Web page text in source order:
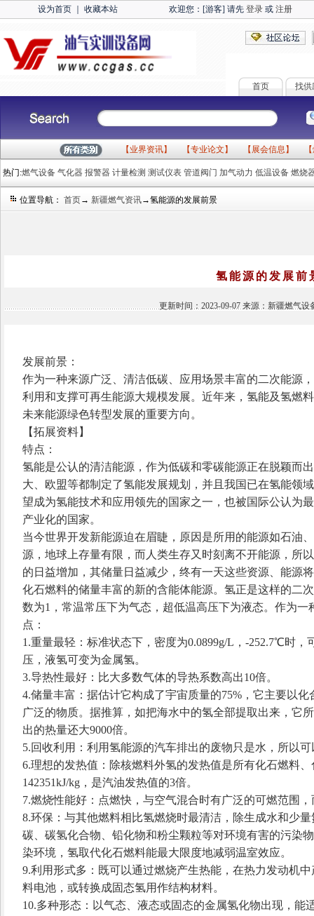
设为首页｜ 收藏本站 欢迎您：[游客] 请先 登录 或 注册
首页 找供
【业界资讯】 【专业论文 】 【 展会信息 】 【
热门:燃气设备 气化器 报警器 计量检测 测试仪表 管道阀门 加气动力 低温设备 燃烧
位置导航： 首页→ 新疆燃气资讯→氢能源的发展前景
氢能源的发展前
更新时间：2023-09-07 来源：新疆燃气
发展前景：
作为一种来源广泛、清洁低碳、应用场景丰富的二次能源
利用和支撑可再生能源大规模发展。近年来，氢能及氢燃
未来能源绿色转型发展的重要方向。
【拓展资料】
特点：
氢能是公认的清洁能源，作为低碳和零碳能源正在脱颖而
大、欧盟等都制定了氢能发展规划，并且我国已在氢能领
望成为氢能技术和应用领先的国家之一，也被国际公认为
产业化的国家。
当今世界开发新能源迫在眉睫，原因是所用的能源如石油
源，地球上存量有限，而人类生存又时刻离不开能源，所
的日益增加，其储量日益减少，终有一天这些资源、能源
化石燃料的储量丰富的新的含能体能源。氢正是这样的二
数为1，常温常压下为气态，超低温高压下为液态。作为
点：
1.重量最轻：标准状态下，密度为0.0899g/L，-252.7℃时
压，液氢可变为金属氢。
3.导热性最好：比大多数气体的导热系数高出10倍。
4.储量丰富：据估计它构成了宇宙质量的75%，它主要以
广泛的物质。据推算，如把海水中的氢全部提取出来，它
出的热量还大9000倍。
5.回收利用：利用氢能源的汽车排出的废物只是水，所以
6.理想的发热值：除核燃料外氢的发热值是所有化石燃料
142351kJ/kg，是汽油发热值的3倍。
7.燃烧性能好：点燃快，与空气混合时有广泛的可燃范围
8.环保：与其他燃料相比氢燃烧时最清洁，除生成水和少
碳、碳氢化合物、铅化物和粉尘颗粒等对环境有害的污染
染环境，氢取代化石燃料能最大限度地减弱温室效应。
9.利用形式多：既可以通过燃烧产生热能，在热力发动机
料电池，或转换成固态氢用作结构材料。
10.多种形态：以气态、液态或固态的金属氢化物出现，能